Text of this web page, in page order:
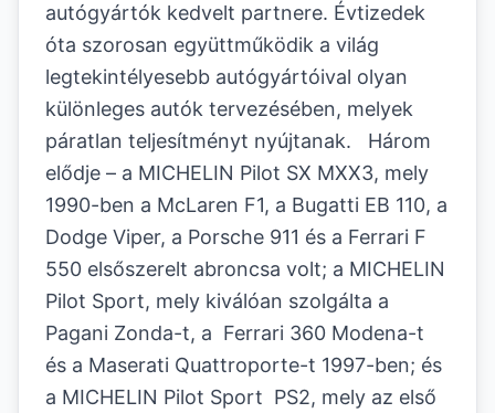
autógyártók kedvelt partnere. Évtizedek
óta szorosan együttműködik a világ
legtekintélyesebb autógyártóival olyan
különleges autók tervezésében, melyek
páratlan teljesítményt nyújtanak. Három
elődje – a MICHELIN Pilot SX MXX3, mely
1990-ben a McLaren F1, a Bugatti EB 110, a
Dodge Viper, a Porsche 911 és a Ferrari F
550 elsőszerelt abroncsa volt; a MICHELIN
Pilot Sport, mely kiválóan szolgálta a
Pagani Zonda-t, a Ferrari 360 Modena-t
és a Maserati Quattroporte-t 1997-ben; és
a MICHELIN Pilot Sport PS2, mely az első